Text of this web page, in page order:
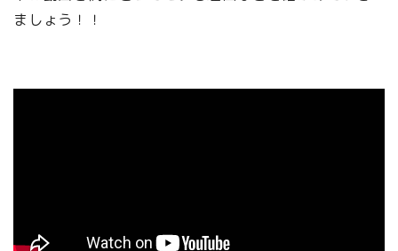
ましょう！！